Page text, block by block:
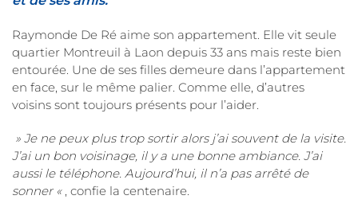
Raymonde De Ré aime son appartement. Elle vit seule
quartier Montreuil à Laon depuis 33 ans mais reste bien
entourée. Une de ses filles demeure dans l’appartement
en face, sur le même palier. Comme elle, d’autres
voisins sont toujours présents pour l’aider.
» Je ne peux plus trop sortir alors j’ai souvent de la visite.
J’ai un bon voisinage, il y a une bonne ambiance. J’ai
aussi le téléphone. Aujourd’hui, il n’a pas arrêté de
sonner « , confie la centenaire.